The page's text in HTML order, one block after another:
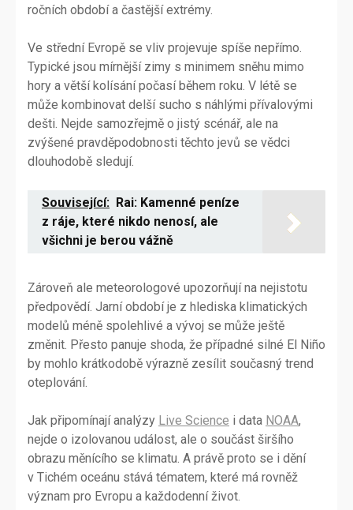
ročních období a častější extrémy.
Ve střední Evropě se vliv projevuje spíše nepřímo.
Typické jsou mírnější zimy s minimem sněhu mimo
hory a větší kolísání počasí během roku. V létě se
může kombinovat delší sucho s náhlými přívalovými
dešti. Nejde samozřejmě o jistý scénář, ale na
zvýšené pravděpodobnosti těchto jevů se vědci
dlouhodobě sledují.
Související: Rai: Kamenné peníze
z ráje, které nikdo nenosí, ale
všichni je berou vážně
Zároveň ale meteorologové upozorňují na nejistotu
předpovědí. Jarní období je z hlediska klimatických
modelů méně spolehlivé a vývoj se může ještě
změnit. Přesto panuje shoda, že případné silné El Niño
by mohlo krátkodobě výrazně zesílit současný trend
oteplování.
Jak připomínají analýzy Live Science i data NOAA,
nejde o izolovanou událost, ale o součást širšího
obrazu měnícího se klimatu. A právě proto se i dění
v Tichém oceánu stává tématem, které má rovněž
význam pro Evropu a každodenní život.